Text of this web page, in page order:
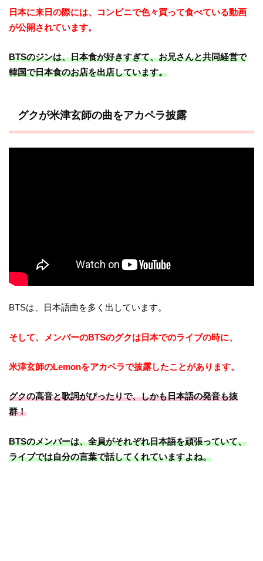
日本に来日の際には、コンビニで色々買って食べている動画
が公開されています。
BTSのジンは、日本食が好きすぎて、お兄さんと共同経営で
韓国で日本食のお店を出店しています。
グクが米津玄師の曲をアカペラ披露
BTSは、日本語曲を多く出しています。
そして、メンバーのBTSのグクは日本でのライブの時に、
米津玄師のLemonをアカペラで披露したことがあります。
グクの高音と歌詞がぴったりで、しかも日本語の発音も抜
群！
BTSのメンバーは、全員がそれぞれ日本語を頑張っていて、
ライブでは自分の言葉で話してくれていますよね。